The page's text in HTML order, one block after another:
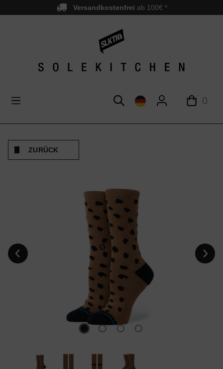
springen Versandkostenfrei ab 100€ *
0
ZURÜCK